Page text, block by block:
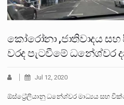
කෝරෝනා ,ජාතිවාදය සහ
වරද පැටවීමේ ධනේශ්වර
Jul 12, 2020
ඕස්ට්‍රේලියානු ධනේශ්වර මාධ්‍යය සහ